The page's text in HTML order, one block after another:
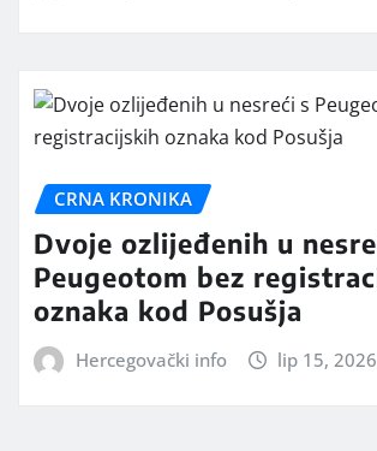
CRNA KRONIKA
Dvoje ozlijeđenih u
Peugeotom bez
oznaka kod Posušja
Hercegovački info lip 15, 2026